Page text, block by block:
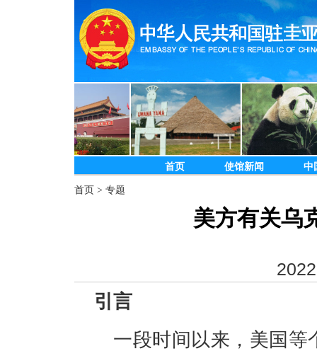
首页 使馆新闻 中
首页 > 专题
美方有关乌
引言
一段时间以来，美国等